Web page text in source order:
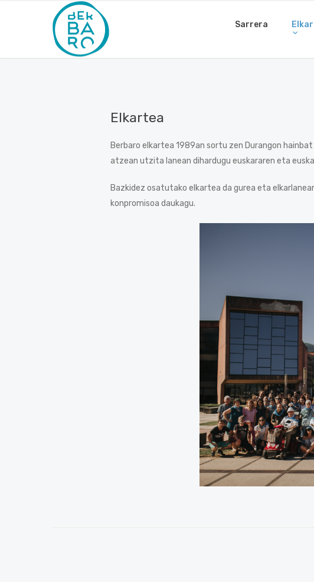
Sarrera
Elkartea
Berbaro elkartea 1989an sortu zen Durangon
atzean utzita lanean dihardugu euskararen eta
Bazkidez osatutako elkartea da gurea eta
konpromisoa daukagu.